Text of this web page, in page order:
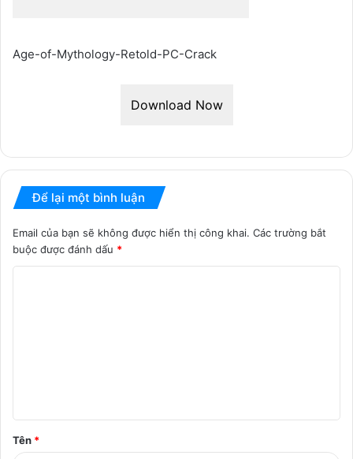
Age-of-Mythology-Retold-PC-Crack
Download Now
Để lại một bình luận
Email của bạn sẽ không được hiển thị công khai. Các trường bắt
buộc được đánh dấu *
ậ
n
Tên *